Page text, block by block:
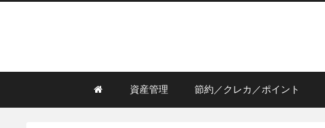
資産管理 節約／クレカ／ポイント